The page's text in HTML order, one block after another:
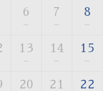
ビの特殊素材の畳を使
りにくい畳のお風呂で
段がございます。 予め
6
—
7
—
8
—
13
—
14
—
15
—
20 21 22